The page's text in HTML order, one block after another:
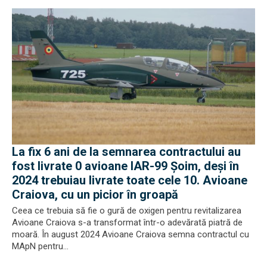
La fix 6 ani de la semnarea contractului au
fost livrate 0 avioane IAR-99 Șoim, deși în
2024 trebuiau livrate toate cele 10. Avioane
Craiova, cu un picior în groapă
Ceea ce trebuia să fie o gură de oxigen pentru revitalizarea
Avioane Craiova s-a transformat într-o adevărată piatră de
moară. În august 2024 Avioane Craiova semna contractul cu
MApN pentru...